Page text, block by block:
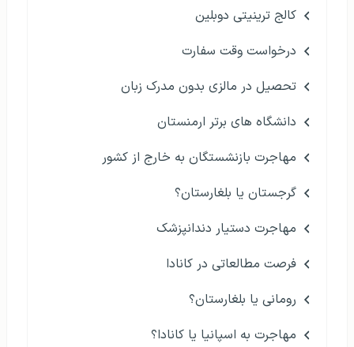
کالج ترینیتی دوبلین
درخواست وقت سفارت
تحصیل در مالزی بدون مدرک زبان
دانشگاه های برتر ارمنستان
مهاجرت بازنشستگان به خارج از کشور
گرجستان یا بلغارستان؟
مهاجرت دستیار دندانپزشک
فرصت مطالعاتی در کانادا
رومانی یا بلغارستان؟
مهاجرت به اسپانیا یا کانادا؟